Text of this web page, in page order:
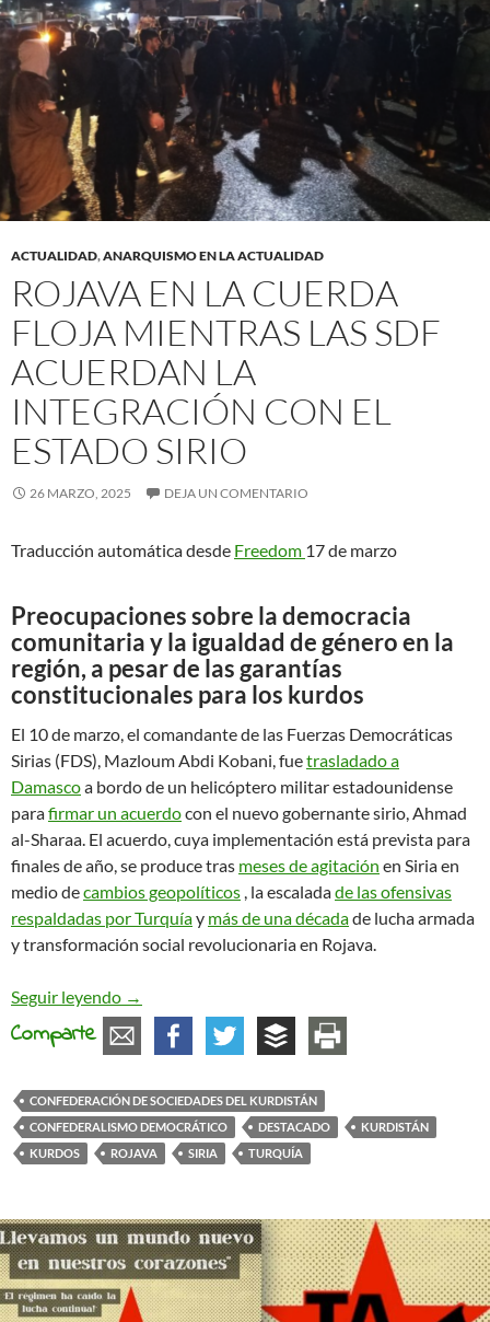
ACTUALIDAD,ANARQUISMO EN LA ACTUALIDAD
ROJAVA EN LA CUERDA
FLOJA MIENTRAS LAS SDF
ACUERDAN LA
INTEGRACIÓN CON EL
ESTADO SIRIO
26 MARZO, 2025 DEJA UN COMENTARIO
Traducción automática desde Freedom 17 de marzo
Preocupaciones sobre la democracia
comunitaria y la igualdad de género en la
región, a pesar de las garantías
constitucionales para los kurdos
El 10 de marzo, el comandante de las Fuerzas Democráticas
Sirias (FDS), Mazloum Abdi Kobani, fuetrasladado a
Damascoa bordo de un helicóptero militar estadounidense
parafirmar un acuerdocon el nuevo gobernante sirio, Ahmad
al-Sharaa. El acuerdo, cuya implementación está prevista para
finales de año, se produce tras meses de agitación en Siria en
medio decambios geopolíticos , la escaladade las ofensivas
respaldadas por Turquíay más de una décadade lucha armada
y transformación social revolucionaria en Rojava.
Seguir leyendo Rojava en la cuerda floja mientras las SDF
→
Comparte
CONFEDERACIÓN DE SOCIEDADES DEL KURDISTÁN
CONFEDERALISMO DEMOCRÁTICO
DESTACADO
KURDISTÁN
KURDOS
ROJAVA SIRIA TURQUÍA